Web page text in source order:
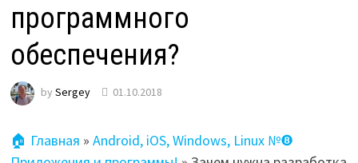
программного
обеспечения?
by Sergey 01.10.2018
🏠 Главная » Android, iOS, Windows, Linux №❽